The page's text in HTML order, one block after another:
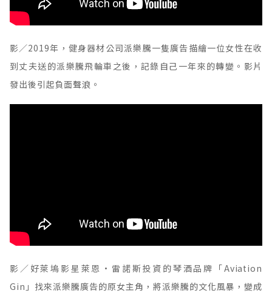
影／2019年，健身器材公司派樂騰一隻廣告描繪一位女性在收
到丈夫送的派樂騰飛輪車之後，記錄自己一年來的轉變。影片
發出後引起負面聲浪。
影／好萊塢影星萊恩·雷諾斯投資的琴酒品牌「Aviation
Gin」找來派樂騰廣告的原女主角，將派樂騰的文化風暴，變成